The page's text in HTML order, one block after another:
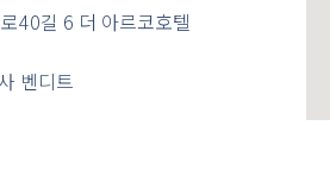
40길 6 더 아르코호텔
벤디트